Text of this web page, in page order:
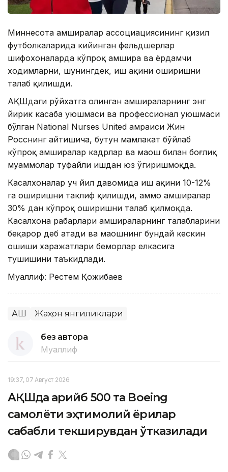
Миннесота ҳамширалар ассоциациясининг қизил
футболкаларида кийинган фельдшерлар
шифохоналарда кўпроқ ҳамшира ва ёрдамчи
ходимларни, шунингдек, иш ҳақини оширишни
талаб қилишди.
АҚШдаги рўйхатга олинган ҳамшираларнинг энг
йирик касаба уюшмаси ва профессионал уюшмаси
бўлган National Nurses United ҳамраиси Жин
Росснинг айтишича, бутун мамлакат бўйлаб
кўпроқ ҳамширалар кадрлар ва маош билан боғлиқ
муаммолар туфайли ишдан юз ўгиришмоқда.
Касалхоналар уч йил давомида иш ҳақини 10-12%
га оширишни таклиф қилишди, аммо ҳамширалар
30% дан кўпроқ оширишни талаб қилмоқда.
Касалхона раҳбарлари ҳамшираларнинг талабларини
беқарор деб атади ва маошнинг бундай кескин
ошиши харажатлари беморлар елкасига
тушишини таъкидлади.
Муаллиф: Рестем Қожибаев
АҚШ Жаҳон янгиликлари
без автора
Муаллиф
19:37, 07 Август 2026
АҚШда қарийб 500 та Boeing
самолёти эҳтимолий ёриқлар
сабабли текширувдан ўтказилади